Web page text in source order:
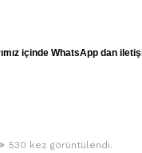
içinde WhatsApp dan
530 kez görüntülendi.